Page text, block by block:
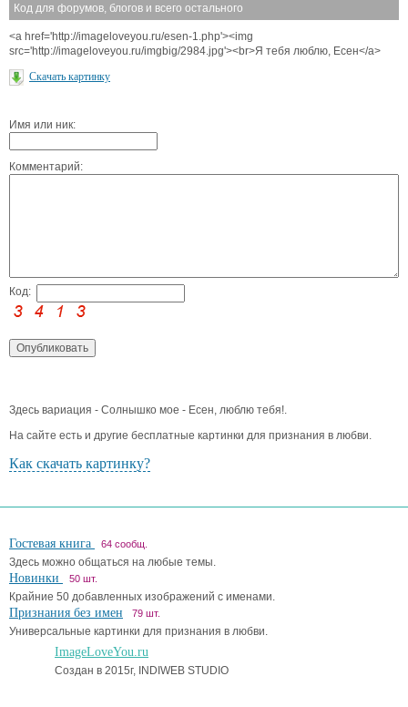
Код для форумов, блогов и всего остального
<a href='http://imageloveyou.ru/esen-1.php'><img
src='http://imageloveyou.ru/imgbig/2984.jpg'><br>Я тебя люблю, Есен</a>
Скачать картинку
Имя или ник:
Комментарий:
Код:
Здесь вариация - Солнышко мое - Есен, люблю тебя!.
На сайте есть и другие бесплатные картинки для признания в любви.
Как скачать картинку?
Гостевая книга 64 сообщ.
Здесь можно общаться на любые темы.
Новинки 50 шт.
Крайние 50 добавленных изображений с именами.
Признания без имен 79 шт.
Универсальные картинки для признания в любви.
ImageLoveYou.ru
Создан в 2015г, INDIWEB STUDIO